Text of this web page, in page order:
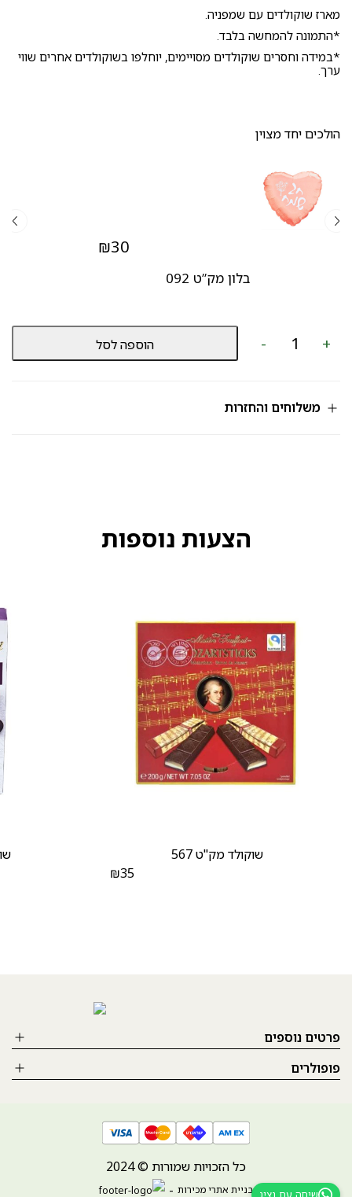
מארז שוקולדים עם שמפניה.
*התמונה להמחשה בלבד.
*במידה וחסרים שוקולדים מסויימים, יוחלפו בשוקולדים אחרים שווי
ערך.
הולכים יחד מצוין
בלון מק”ט 092
₪30
-
כמות
מארז
581
+ הוספה לסל
משלוחים והחזרות
הצעות נוספות
שוקולד מק"ט 567
₪35
פרטים נוספים
פופולרים
בניית אתרי מכירות
כל הזכויות שמורות © 2024